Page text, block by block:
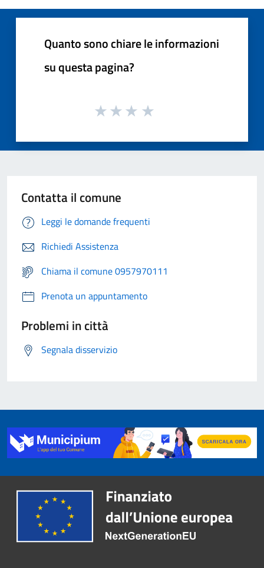
Quanto sono chiare le informazioni
su questa pagina?
Contatta il comune
Leggi le domande frequenti
Richiedi Assistenza
Chiama il comune 0957970111
Prenota un appuntamento
Problemi in città
Segnala disservizio